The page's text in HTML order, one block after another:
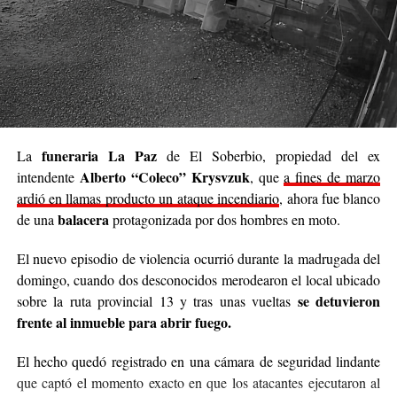
Se trata de una iniciativa hecha a pulmón, con esfuerzo
propio y con el acompañamiento de cada persona que
decide sumar su granito de arena, ya sea concamperas,
buzos, sacos, frazadas, colchas, mantas, bufandas,
gorros, guantes y todo lo que pueda abrigar.
Cabe destacar que para mediados de mayo será la
entrega de donaciones y tienen planificado realizar ollas
populares de arroz con pollo, por lo que también
recibirán donaciones de alimentos no perecederos.
Para comunicarse con el organizador de la iniciativa,
podrán enviar mensajes, audios o realizar llamadas al
3764140551
o a través de Instagram
@agustin_pineiroo
La funeraria La Pazde El Soberbio, propiedad del ex
intendente Alberto “Coleco” Krysvzuk, quea fines de marzo
ardió en llamas producto un ataque incendiario, ahora fue blanco
de unabalaceraprotagonizada por dos hombres en moto.
El nuevo episodio de violencia ocurrió durante la madrugada del
domingo, cuando dos desconocidos merodearon el local ubicado
sobre la ruta provincial 13 y tras unas vueltas se detuvieron
frente al inmueble para abrir fuego.
El hecho quedó registrado en una cámara de seguridad lindante
que captó el momento exacto en que los atacantes ejecutaron al